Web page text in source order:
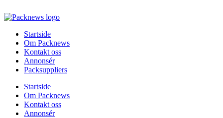
to
Startside
Om Packnews
Kontakt oss
Annonsér
Packsuppliers
Startside
Om Packnews
Kontakt oss
Annonsér